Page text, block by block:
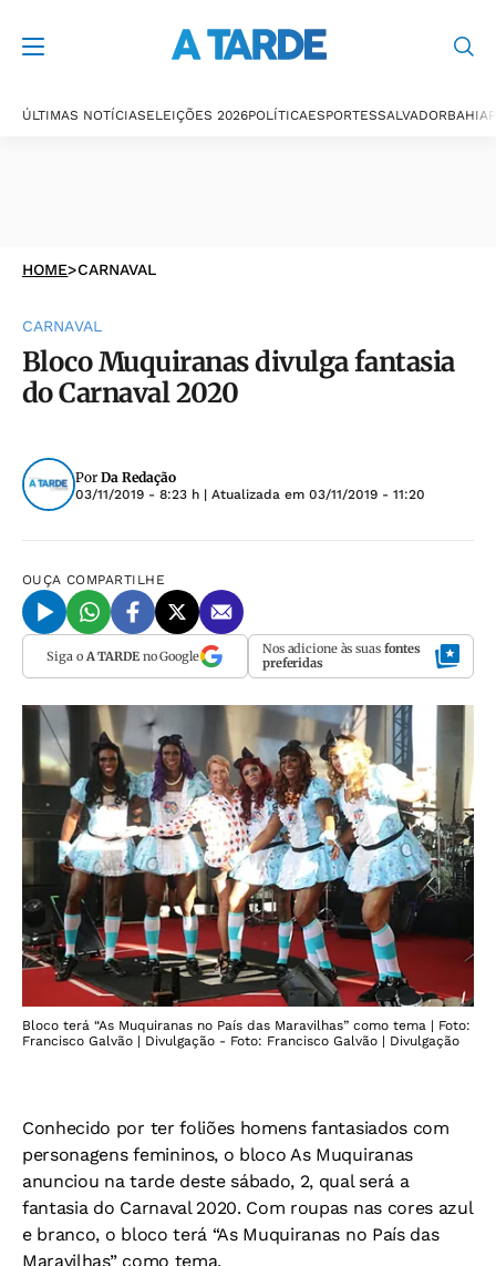
ÚLTIMAS NOTÍCIASELEIÇÕES 2026POLÍTICAESPORTESSALVADORBAHIA
HOME>CARNAVAL
CARNAVAL
Bloco Muquiranas divulga fantasia
do Carnaval 2020
Por Da Redação
03/11/2019 - 8:23 h | Atualizada em 03/11/2019 - 11:20
OUÇA COMPARTILHE
Siga o A TARDEno Google Nos adicione às suas fontes
preferidas
Bloco terá “As Muquiranas no País das Maravilhas” como tema | Foto:
Francisco Galvão | Divulgação - Foto: Francisco Galvão | Divulgação
Conhecido por ter foliões homens fantasiados com
personagens femininos, o bloco As Muquiranas
anunciou na tarde deste sábado, 2, qual será a
fantasia do Carnaval 2020. Com roupas nas cores azul
e branco, o bloco terá “As Muquiranas no País das
Maravilhas” como tema.